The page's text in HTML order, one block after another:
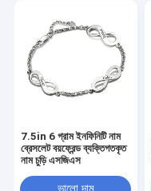
7.5in 6 গ্রাম ইনফিনিটি নাম
ব্রেসলেট বয়ফ্রেন্ড ব্যক্তিগতকৃত
নাম চুড়ি এসজিএস